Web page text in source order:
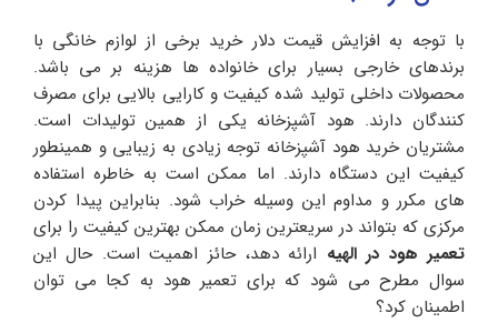
با توجه به افزایش قیمت دلار خرید برخی از لوازم خانگی با
برندهای خارجی بسیار برای خانواده ها هزینه بر می باشد.
محصولات داخلی تولید شده کیفیت و کارایی بالایی برای مصرف
کنندگان دارند. هود آشپزخانه یکی از همین تولیدات است.
مشتریان خرید هود آشپزخانه توجه زیادی به زیبایی و همینطور
کیفیت این دستگاه دارند. اما ممکن است به خاطره استفاده
های مکرر و مداوم این وسیله خراب شود. بنابراین پیدا کردن
مرکزی که بتواند در سریعترین زمان ممکن بهترین کیفیت را برای
تعمیر هود در الهیه ارائه دهد، حائز اهمیت است. حال این
سوال مطرح می شود که برای تعمیر هود به کجا می توان
اطمینان کرد؟